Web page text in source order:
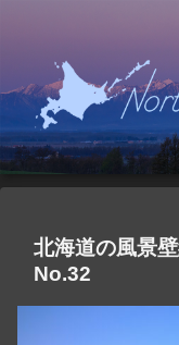
北海道の風景
No.32